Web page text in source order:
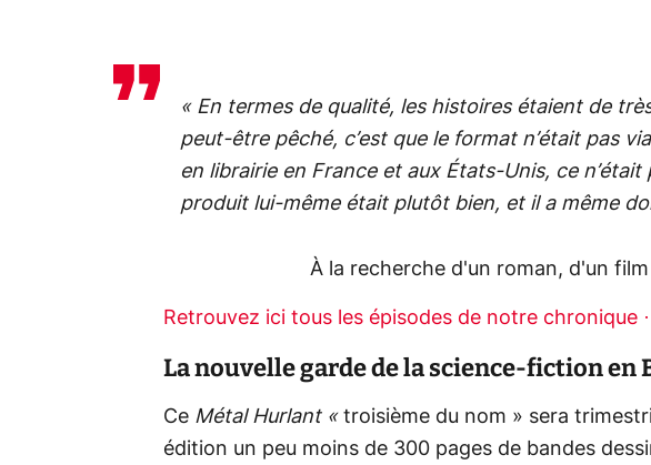
« En termes de qualité, les histoires étaient de
peut-être pêché, c’est que le format n’était pas
en librairie en France et aux États-Unis, ce
produit lui-même était plutôt bien, et il a même
À la recherche d'un roman, d'un
Retrouvez ici tous les épisodes de notre chronique ·
La nouvelle garde de la science-fiction en
Ce Métal Hurlant « troisième du nom » sera
édition un peu moins de 300 pages de bandes